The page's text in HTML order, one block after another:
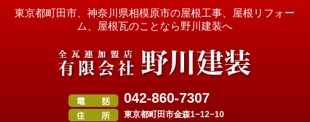
東京都町田市、神奈川県相模原市の屋根工事、屋根リフォー
ム、屋根瓦のことなら野川建装へ
042-860-7307
東京都町田市金森1−12−10